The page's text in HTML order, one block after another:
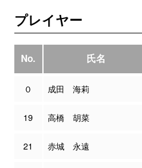
プレイヤー
No. 氏名
０ 成田 海莉
19 高橋 胡菜
21 赤城 永遠